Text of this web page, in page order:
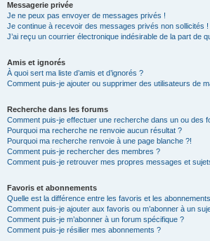
Messagerie privée
Je ne peux pas envoyer de messages privés !
Je continue à recevoir des messages privés non sollicités !
J’ai reçu un courrier électronique indésirable de la part de
Amis et ignorés
À quoi sert ma liste d’amis et d’ignorés ?
Comment puis-je ajouter ou supprimer des utilisateurs de
Recherche dans les forums
Comment puis-je effectuer une recherche dans un ou des
Pourquoi ma recherche ne renvoie aucun résultat ?
Pourquoi ma recherche renvoie à une page blanche ?!
Comment puis-je rechercher des membres ?
Comment puis-je retrouver mes propres messages et
Favoris et abonnements
Quelle est la différence entre les favoris et les
Comment puis-je ajouter aux favoris ou m’abonner à un
Comment puis-je m’abonner à un forum spécifique ?
Comment puis-je résilier mes abonnements ?